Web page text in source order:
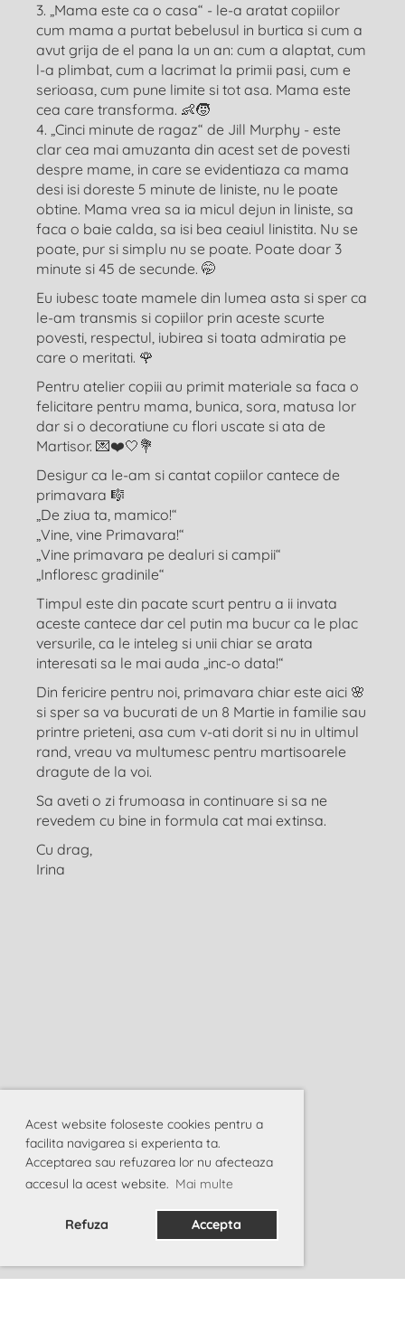
Acest website foloseste cookies pentru a
facilita navigarea si experienta ta.
Acceptarea sau refuzarea lor nu afecteaza
accesul la acest website. Mai multe
Refuza Accepta
3. „Mama este ca o casa“ - le-a aratat copiilor
cum mama a purtat bebelusul in burtica si cum a
avut grija de el pana la un an: cum a alaptat, cum
l-a plimbat, cum a lacrimat la primii pasi, cum e
serioasa, cum pune limite si tot asa. Mama este
cea care transforma. 👶🧒
4. „Cinci minute de ragaz“ de Jill Murphy - este
clar cea mai amuzanta din acest set de povesti
despre mame, in care se evidentiaza ca mama
desi isi doreste 5 minute de liniste, nu le poate
obtine. Mama vrea sa ia micul dejun in liniste, sa
faca o baie calda, sa isi bea ceaiul linistita. Nu se
poate, pur si simplu nu se poate. Poate doar 3
minute si 45 de secunde. 🤭
Eu iubesc toate mamele din lumea asta si sper ca
le-am transmis si copiilor prin aceste scurte
povesti, respectul, iubirea si toata admiratia pe
care o meritati. 🌹
Pentru atelier copiii au primit materiale sa faca o
felicitare pentru mama, bunica, sora, matusa lor
dar si o decoratiune cu flori uscate si ata de
Martisor. 💌❤️🤍💐
Desigur ca le-am si cantat copiilor cantece de
primavara 🎼
„De ziua ta, mamico!“
„Vine, vine Primavara!“
„Vine primavara pe dealuri si campii“
„Infloresc gradinile“
Timpul este din pacate scurt pentru a ii invata
aceste cantece dar cel putin ma bucur ca le plac
versurile, ca le inteleg si unii chiar se arata
interesati sa le mai auda „inc-o data!“
Din fericire pentru noi, primavara chiar este aici 🌸
si sper sa va bucurati de un 8 Martie in familie sau
printre prieteni, asa cum v-ati dorit si nu in ultimul
rand, vreau va multumesc pentru martisoarele
dragute de la voi.
Sa aveti o zi frumoasa in continuare si sa ne
revedem cu bine in formula cat mai extinsa.
Cu drag,
Irina